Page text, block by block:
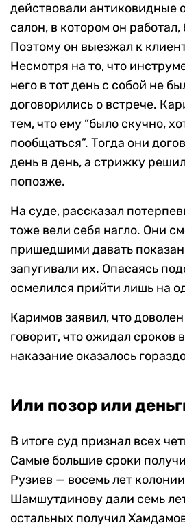
действовали антиковидные
салон, в котором он
Поэтому он выезжал к
Несмотря на то, что
него в тот день с собой не
договорились о встрече.
тем, что ему “было скучно,
пообщаться”. Тогда они
день в день, а стрижку
попозже.
На суде, рассказал
тоже вели себя нагло. Они
пришедшими давать
запугивали их. Опасаясь
осмелился прийти лишь на
Каримов заявил, что
говорит, что ожидал сроков
наказание оказалось
Или позор или
В итоге суд признал всех
Самые большие сроки
Рузиев — восемь лет
Шамшутдинову дали семь
остальных получил